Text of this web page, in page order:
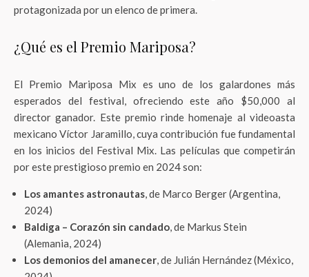
protagonizada por un elenco de primera.
¿Qué es el Premio Mariposa?
El Premio Mariposa Mix es uno de los galardones más
esperados del festival, ofreciendo este año $50,000 al
director ganador. Este premio rinde homenaje al videoasta
mexicano Víctor Jaramillo, cuya contribución fue fundamental
en los inicios del Festival Mix. Las películas que competirán
por este prestigioso premio en 2024 son:
Los amantes astronautas, de Marco Berger (Argentina,
2024)
Baldiga – Corazón sin candado, de Markus Stein
(Alemania, 2024)
Los demonios del amanecer, de Julián Hernández (México,